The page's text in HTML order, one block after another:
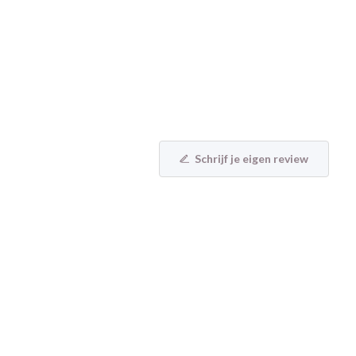
Schrijf je eigen review